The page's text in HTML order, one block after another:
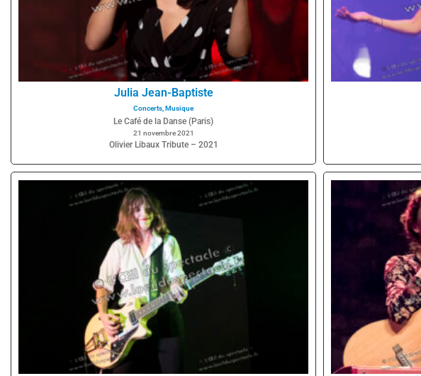
Julia Jean-Baptiste
Concerts, Musique
Le Café de la Danse (Paris)
21 novembre 2021
Olivier Libaux Tribute – 2021